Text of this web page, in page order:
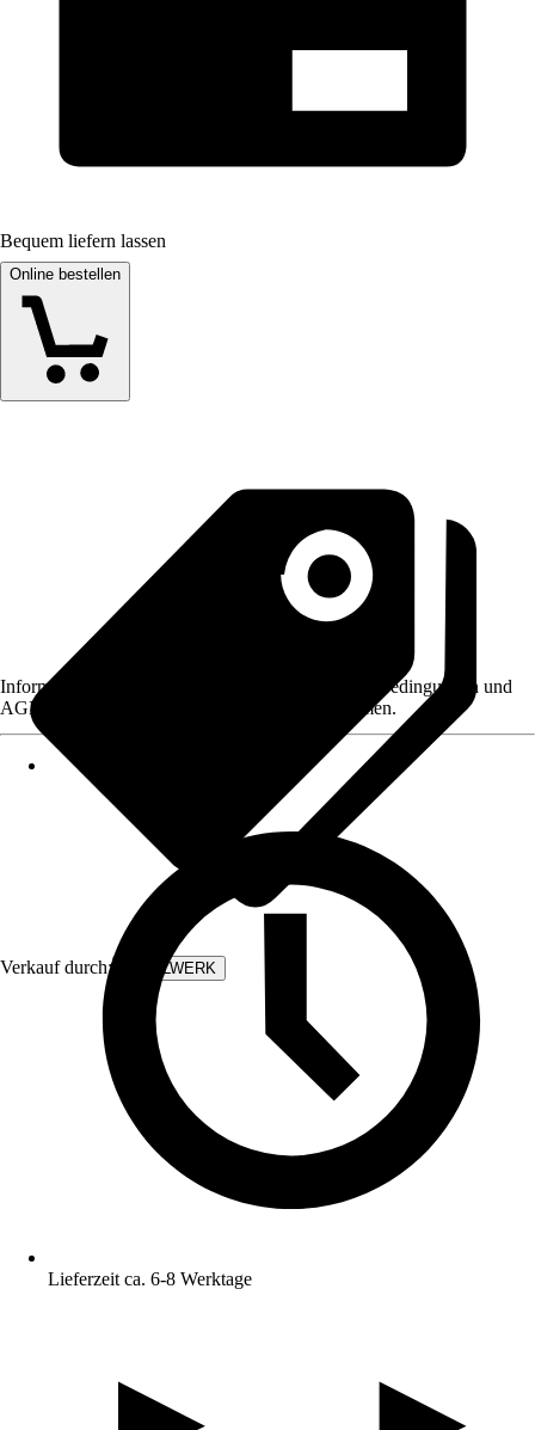
Bequem liefern lassen
Online bestellen
Verkauf durch: STAHLWERK
Informationen des Verkäufers, wie z. B. Rückgabebedingungen und
AGB, finden Sie bei Klick auf den Verkäufernamen.
Lieferzeit ca. 6-8 Werktage